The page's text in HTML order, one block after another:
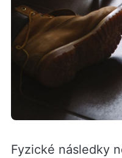
Fyzické následky